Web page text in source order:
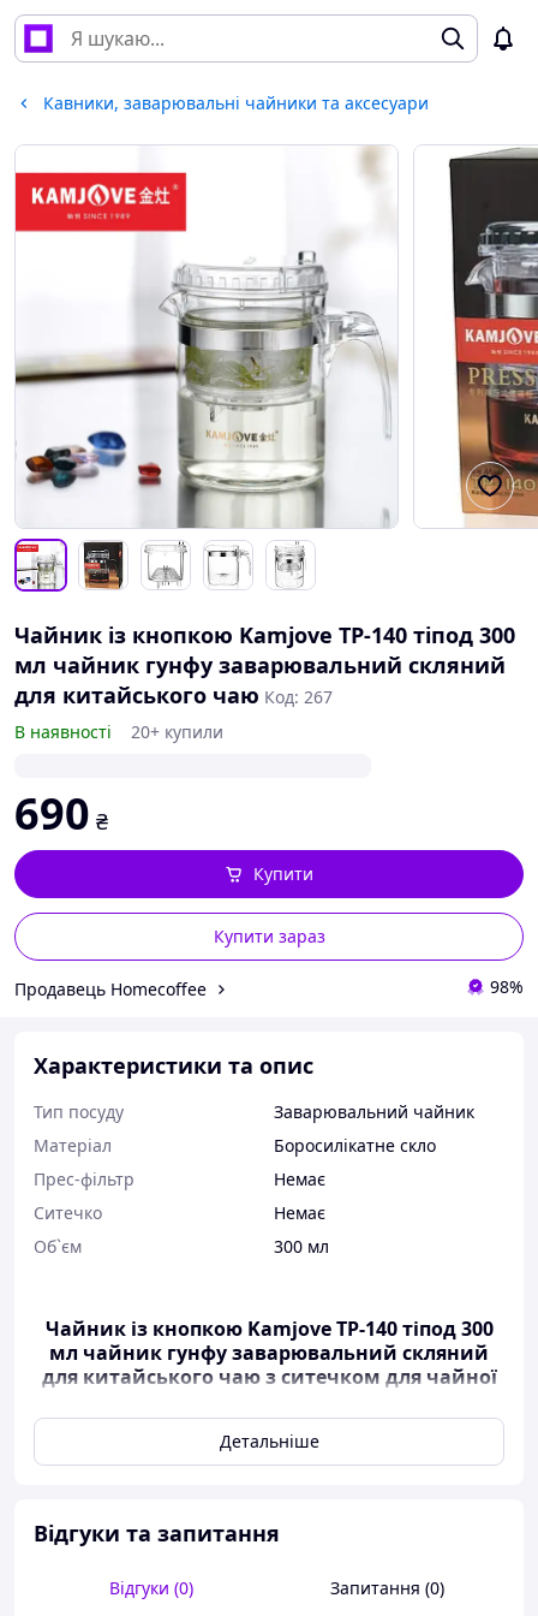
Кавники, заварювальні чайники та аксесуари
Чайник із кнопкою Kamjove TP-140 тіпод 300
мл чайник гунфу заварювальний скляний
для китайського чаю Код: 267
В наявності
20+ купили
690 ₴
Купити зараз
Купити
Продавець Homecoffee 98%
Характеристики та опис
Тип посуду
Заварювальний чайник
Матеріал
Боросилікатне скло
Прес-фільтр
Немає
Ситечко
Немає
Об`єм
300 мл
Чайник із кнопкою Kamjove TP-140 тіпод300
мл чайник гунфу заварювальний скляний
для китайського чаю з ситечком для чайної
Тіпод для чаю Kamjove TP-140 — це дуже зручний і
простий у використанні заварювальний чайник
види чаю.
Заварювальний чайник з кнопкою складається з 2
Детальніше
Відгуки та запитання
Відгуки (0) Запитання (0)